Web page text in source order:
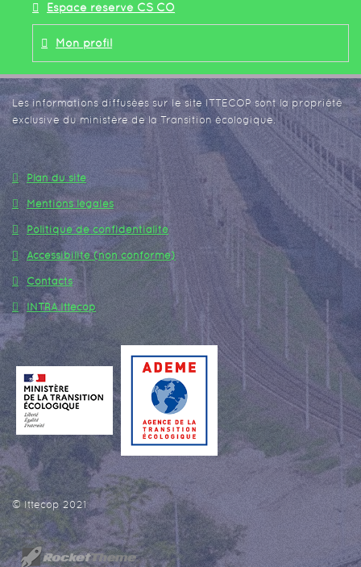
Espace réservé CS CO
Mon profil
Les informations diffusées sur le site ITTECOP sont la propriété
exclusive du ministère de la Transition écologique.
Plan du site
Mentions légales
Politique de confidentialité
Accessibilité (non conforme)
Contacts
INTRA Ittecop
© Ittecop 2021